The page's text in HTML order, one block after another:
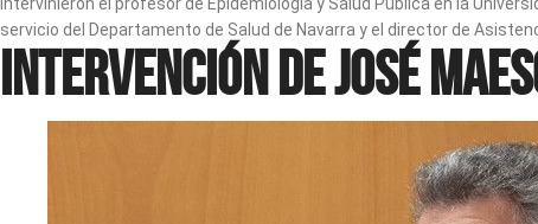
servicio del Departamento de Salud de Navarra y el director de
Intervención de José